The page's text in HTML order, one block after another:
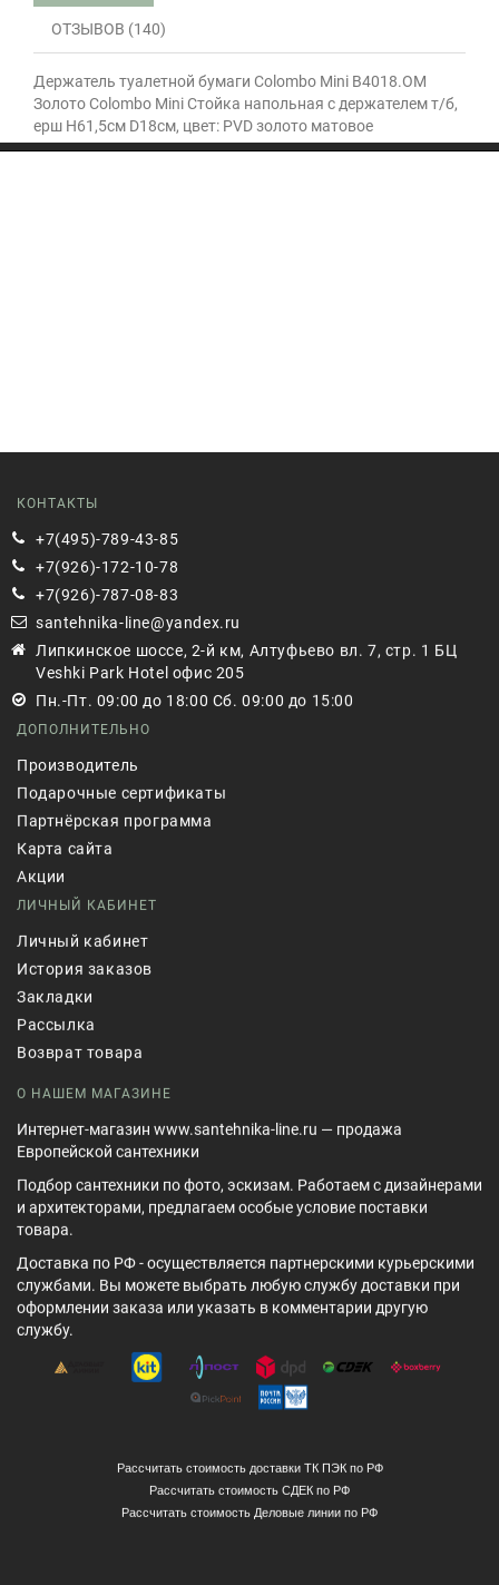
ОТЗЫВОВ (140)
Держатель туалетной бумаги Colombo Mini B4018.OM
Золото Colombo Mini Стойка напольная с держателем т/б,
ерш H61,5cм D18cм, цвет: PVD золото матовое
КОНТАКТЫ
+7(495)-789-43-85
+7(926)-172-10-78
+7(926)-787-08-83
santehnika-line@yandex.ru
Липкинское шоссе, 2-й км, Алтуфьево вл. 7, стр. 1 БЦ
Veshki Park Hotel офис 205
Пн.-Пт. 09:00 до 18:00 Сб. 09:00 до 15:00
ДОПОЛНИТЕЛЬНО
Производитель
Подарочные сертификаты
Партнёрская программа
Карта сайта
Акции
ЛИЧНЫЙ КАБИНЕТ
Личный кабинет
История заказов
Закладки
Рассылка
Возврат товара
О НАШЕМ МАГАЗИНЕ
Интернет-магазин www.santehnika-line.ru — продажа
Европейской сантехники
Подбор сантехники по фото, эскизам. Работаем с дизайнерами
и архитекторами, предлагаем особые условие поставки
товара.
Доставка по РФ - осуществляется партнерскими курьерскими
службами. Вы можете выбрать любую службу доставки при
оформлении заказа или указать в комментарии другую
службу.
Рассчитать стоимость доставки ТК ПЭК по РФ
Рассчитать стоимость СДЕК по РФ
Рассчитать стоимость Деловые линии по РФ